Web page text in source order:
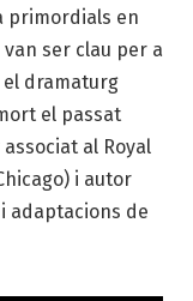
primordials en
ser clau per a
el dramaturg
el passat
al Royal
i autor
adaptacions de